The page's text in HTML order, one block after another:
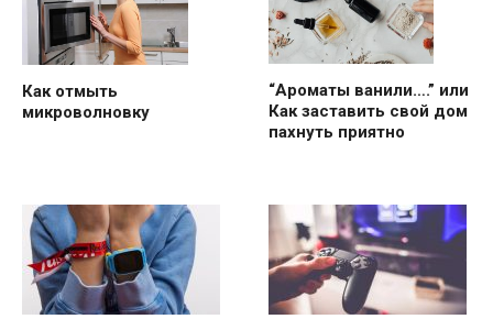
Как отмыть
микроволновку
“Ароматы ванили….” или
Как заставить свой дом
пахнуть приятно